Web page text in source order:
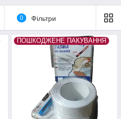
0 Фільтри
ПОШКОДЖЕНЕ ПАКУВАННЯ